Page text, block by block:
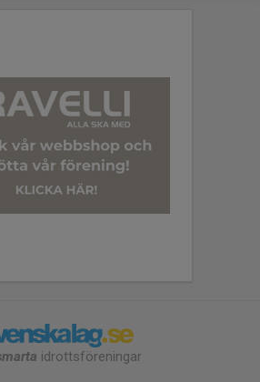
idrottsföreningar